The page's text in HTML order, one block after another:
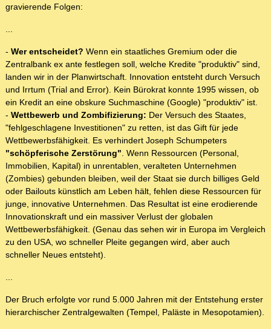
gravierende Folgen:
...
- Wer entscheidet? Wenn ein staatliches Gremium oder die
Zentralbank ex ante festlegen soll, welche Kredite "produktiv" sind,
landen wir in der Planwirtschaft. Innovation entsteht durch Versuch
und Irrtum (Trial and Error). Kein Bürokrat konnte 1995 wissen, ob
ein Kredit an eine obskure Suchmaschine (Google) "produktiv" ist.
- Wettbewerb und Zombifizierung: Der Versuch des Staates,
"fehlgeschlagene Investitionen" zu retten, ist das Gift für jede
Wettbewerbsfähigkeit. Es verhindert Joseph Schumpeters
"schöpferische Zerstörung". Wenn Ressourcen (Personal,
Immobilien, Kapital) in unrentablen, veralteten Unternehmen
(Zombies) gebunden bleiben, weil der Staat sie durch billiges Geld
oder Bailouts künstlich am Leben hält, fehlen diese Ressourcen für
junge, innovative Unternehmen. Das Resultat ist eine erodierende
Innovationskraft und ein massiver Verlust der globalen
Wettbewerbsfähigkeit. (Genau das sehen wir in Europa im Vergleich
zu den USA, wo schneller Pleite gegangen wird, aber auch
schneller Neues entsteht).
...
Der Bruch erfolgte vor rund 5.000 Jahren mit der Entstehung erster
hierarchischer Zentralgewalten (Tempel, Paläste in Mesopotamien).